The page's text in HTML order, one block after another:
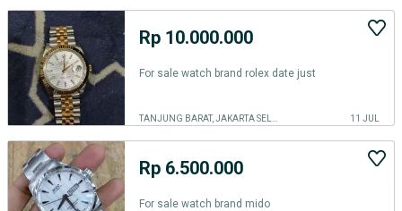
Rp 10.000.000
For sale watch brand rolex date just
11 JUL
Rp 6.500.000
For sale watch brand mido